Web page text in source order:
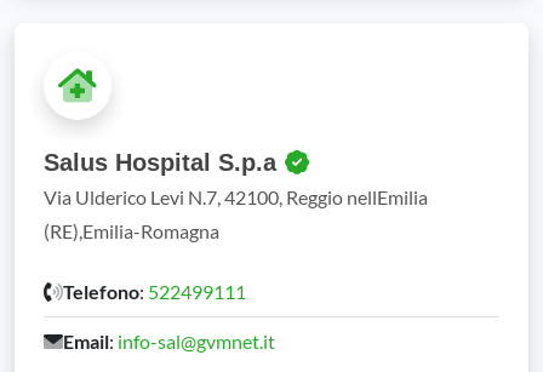
Salus Hospital S.p.a
Via Ulderico Levi N.7, 42100, Reggio nellEmilia
(RE),Emilia-Romagna
Telefono: 522499111
Email: info-sal@gvmnet.it